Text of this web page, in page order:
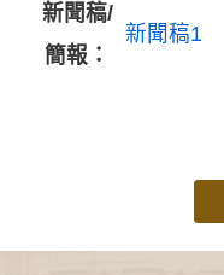
新聞稿/
簡報：
新聞稿1